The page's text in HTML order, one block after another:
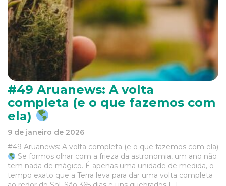
#49 Aruanews: A volta
completa (e o que fazemos com
ela)
9 de janeiro de 2026
#49 Aruanews: A volta completa (e o que fazemos com ela)
Se formos olhar com a frieza da astronomia, um ano não
tem nada de mágico. É apenas uma unidade de medida, o
tempo exato que a Terra leva para dar uma volta completa